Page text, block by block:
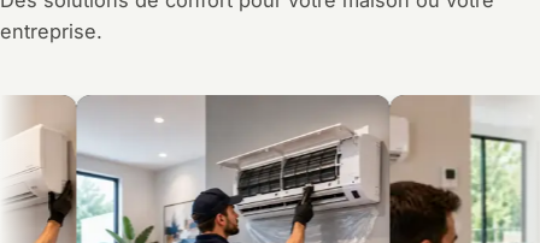
entreprise.